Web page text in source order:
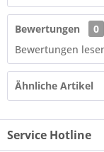
Bewertungen
0
Bewertungen
Ähnliche Artikel
Service Hotline